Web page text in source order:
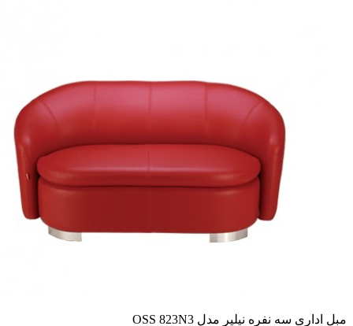
مبل اداری سه نفره نیلپر مدل OSS 823N3